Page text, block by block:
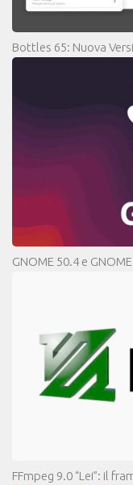
Bottles 65: Nuova
GNOME 50.4 e
FFmpeg 9.0 “Lei”: il